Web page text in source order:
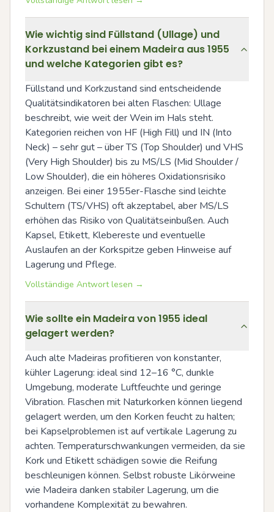
Wie wichtig sind Füllstand (Ullage) und
Korkzustand bei einem Madeira aus 1955
und welche Kategorien gibt es?
Füllstand und Korkzustand sind entscheidende
Qualitätsindikatoren bei alten Flaschen: Ullage
beschreibt, wie weit der Wein im Hals steht.
Kategorien reichen von HF (High Fill) und IN (Into
Neck) – sehr gut – über TS (Top Shoulder) und VHS
(Very High Shoulder) bis zu MS/LS (Mid Shoulder /
Low Shoulder), die ein höheres Oxidationsrisiko
anzeigen. Bei einer 1955er-Flasche sind leichte
Schultern (TS/VHS) oft akzeptabel, aber MS/LS
erhöhen das Risiko von Qualitätseinbußen. Auch
Kapsel, Etikett, Klebereste und eventuelle
Auslaufen an der Korkspitze geben Hinweise auf
Lagerung und Pflege.
Vollständige Antwort lesen →
Wie sollte ein Madeira von 1955 ideal
gelagert werden?
Auch alte Madeiras profitieren von konstanter,
kühler Lagerung: ideal sind 12–16 °C, dunkle
Umgebung, moderate Luftfeuchte und geringe
Vibration. Flaschen mit Naturkorken können liegend
gelagert werden, um den Korken feucht zu halten;
bei Kapselproblemen ist auf vertikale Lagerung zu
achten. Temperaturschwankungen vermeiden, da sie
Kork und Etikett schädigen sowie die Reifung
beschleunigen können. Selbst robuste Likörweine
wie Madeira danken stabiler Lagerung, um die
vorhandene Komplexität zu bewahren.